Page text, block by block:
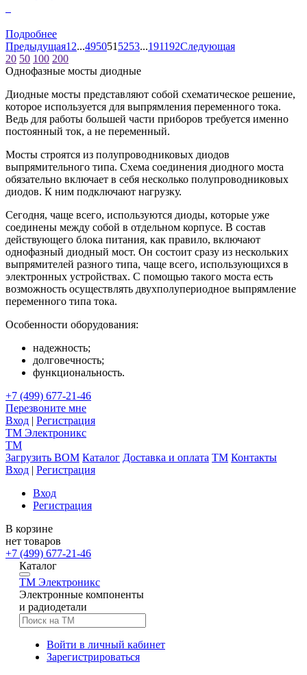
Подробнее
Предыдущая1 2...495051 5253...191192Следующая
20 50 100 200
Однофазные мосты диодные
Диодные мосты представляют собой схематическое решение,
которое используется для выпрямления переменного тока.
Ведь для работы большей части приборов требуется именно
постоянный ток, а не переменный.
Мосты строятся из полупроводниковых диодов
выпрямительного типа. Схема соединения диодного моста
обязательно включает в себя несколько полупроводниковых
диодов. К ним подключают нагрузку.
Сегодня, чаще всего, используются диоды, которые уже
соединены между собой в отдельном корпусе. В состав
действующего блока питания, как правило, включают
однофазный диодный мост. Он состоит сразу из нескольких
выпрямителей разного типа, чаще всего, использующихся в
электронных устройствах. С помощью такого моста есть
возможность осуществлять двухполупериодное выпрямление
переменного типа тока.
Особенности оборудования:
надежность;
долговечность;
функциональность.
+7 (499) 677-21-46
Перезвоните мне
Вход | Регистрация
TM Электроникс
TM
Загрузить BOM Каталог Доставка и оплата TM Контакты
Вход | Регистрация
Вход
Регистрация
В корзине
нет товаров
+7 (499) 677-21-46
Каталог
TM Электроникс
Электронные компоненты
и радиодетали
Войти в личный кабинет
Зарегистрироваться